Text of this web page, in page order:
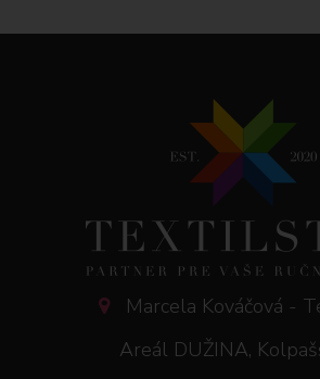
Marcela Kováčová -
Areál DUŽINA,